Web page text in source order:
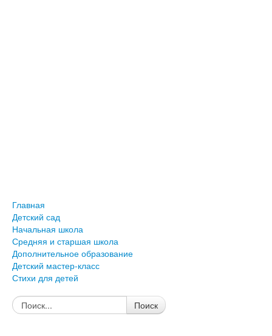
Главная
Детский сад
Начальная школа
Средняя и старшая школа
Дополнительное образование
Детский мастер-класс
Стихи для детей
Поиск